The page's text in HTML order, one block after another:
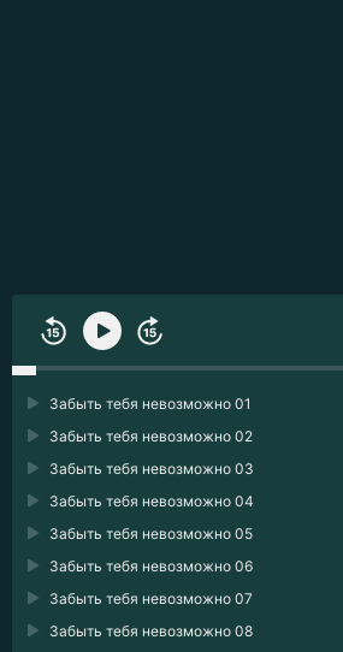
Забыть тебя невозможно 01
Забыть тебя невозможно 02
Забыть тебя невозможно 03
Забыть тебя невозможно 04
Забыть тебя невозможно 05
Забыть тебя невозможно 06
Забыть тебя невозможно 07
Забыть тебя невозможно 08